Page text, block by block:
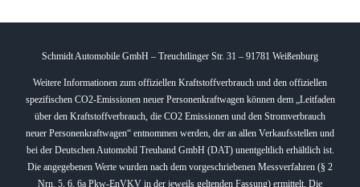
Schmidt Automobile GmbH – Treuchtlinger Str. 31 – 91781 Weißenburg
Weitere Informationen zum offiziellen Kraftstoffverbrauch und den offiziellen
spezifischen CO2-Emissionen neuer Personenkraftwagen können dem „Leitfaden
über den Kraftstoffverbrauch, die CO2 Emissionen und den Stromverbrauch
neuer Personenkraftwagen“ entnommen werden, der an allen Verkaufsstellen und
bei der Deutschen Automobil Treuhand GmbH (DAT) unentgeltlich erhältlich ist.
Die angegebenen Werte wurden nach dem vorgeschriebenen Messverfahren (§ 2
Nrn. 5, 6, 6a Pkw-EnVKV in der jeweils geltenden Fassung) ermittelt. Die